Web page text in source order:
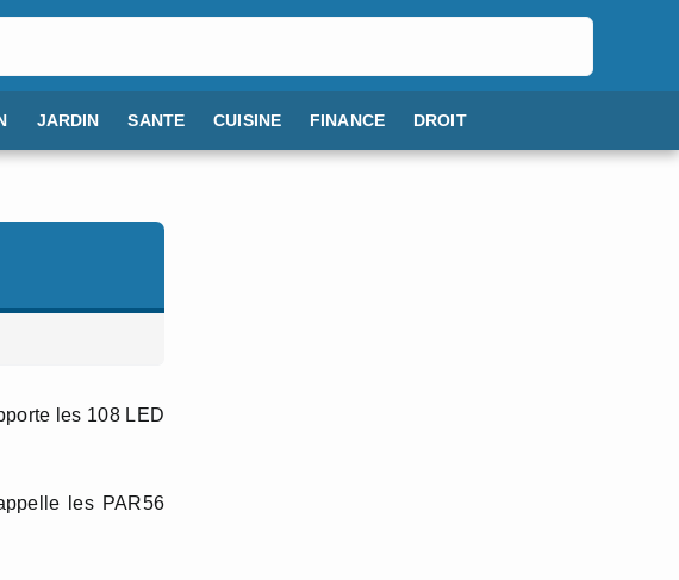
JARDIN SANTE CUISINE FINANCE DROIT
les 108 LED
les PAR56